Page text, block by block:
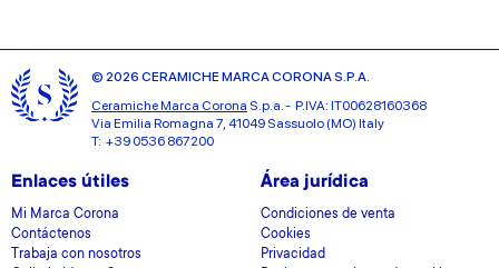
© 2026 CERAMICHE MARCA CORONA S.P.A.
Ceramiche Marca Corona S.p.a. - P.IVA: IT00628160368
Via Emilia Romagna 7, 41049 Sassuolo (MO) Italy
T: +39 0536 867200
Enlaces útiles
Mi Marca Corona
Contáctenos
Trabaja con nosotros
Área jurídica
Condiciones de venta
Cookies
Privacidad